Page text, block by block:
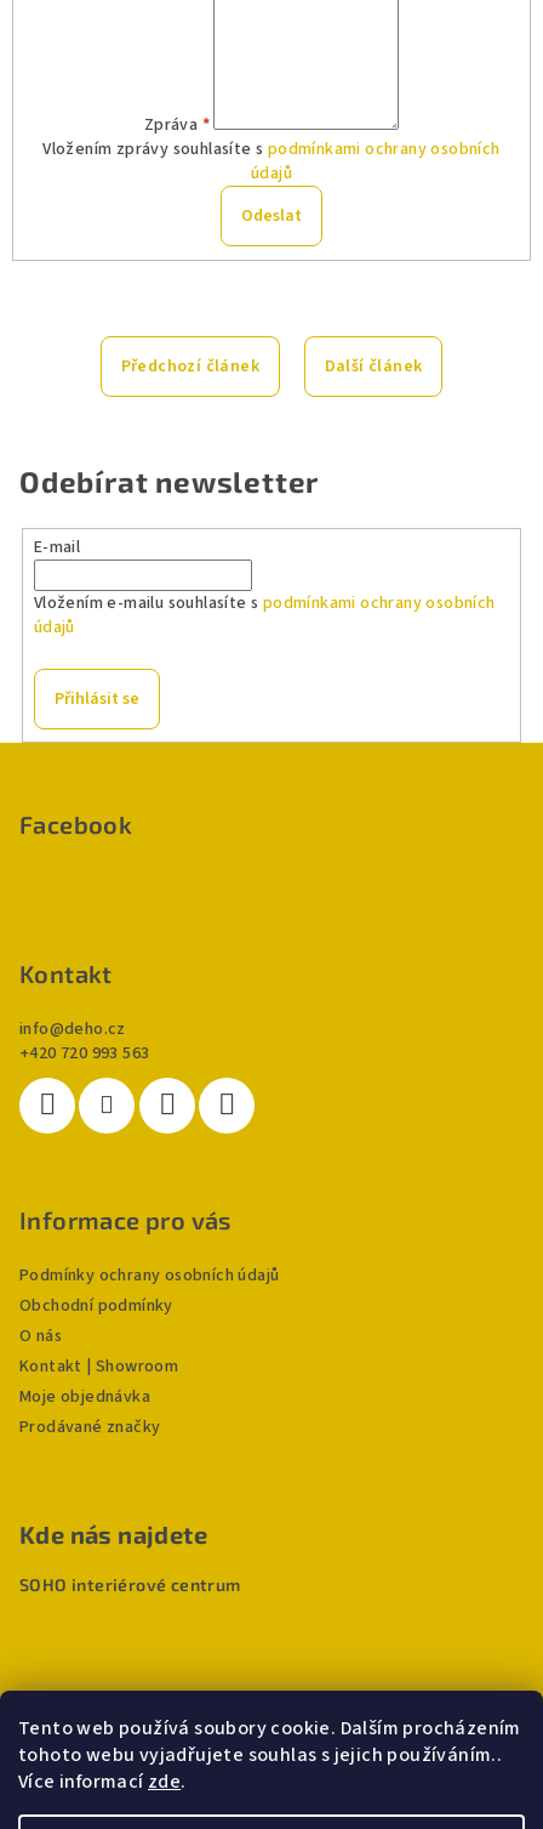
Tento web používá soubory cookie. Dalším procházením
tohoto webu vyjadřujete souhlas s jejich používáním..
Více informacízde.
Zpráva *
Vložením zprávy souhlasíte s podmínkami ochrany osobních
údajů
Předchozí článek Další článek
Odebírat newsletter
E-mail
Vložením e-mailu souhlasíte s podmínkami ochrany osobních
údajů
Přihlásit se
Facebook
Kontakt
info@deho.cz
+420 720 993 563
Informace pro vás
Podmínky ochrany osobních údajů
Obchodní podmínky
O nás
Kontakt | Showroom
Moje objednávka
Prodávané značky
Kde nás najdete
SOHO interiérové centrum